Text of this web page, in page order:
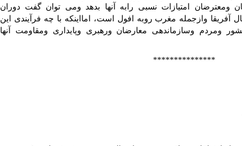
ومعترضان امتیازات نسبی رابه آنها بدهد ومی توان گفت دوران
وازجمله مغرب روبه افول است، امااینکه با چه فرآیندی این
ومردم وسازماندهی معارضان ورهبری وپایداری ومقاومت آنها
***************